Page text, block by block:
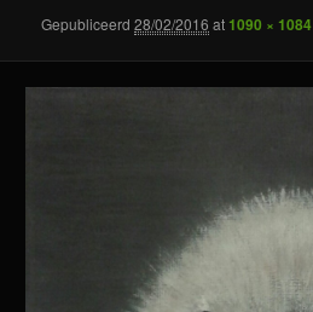
Gepubliceerd28/02/2016 at1090 × 1084